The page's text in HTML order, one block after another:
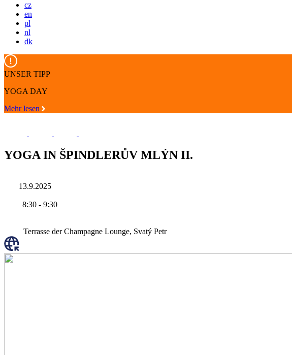
cz
en
pl
nl
dk
UNSER TIPP
YOGA DAY
Mehr lesen
YOGA IN ŠPINDLERŮV MLÝN II.
13.9.2025
8:30 - 9:30
Terrasse der Champagne Lounge, Svatý Petr